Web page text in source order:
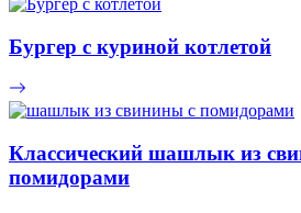
Бургер с куриной котлетой
Классический шашлык из
помидорами